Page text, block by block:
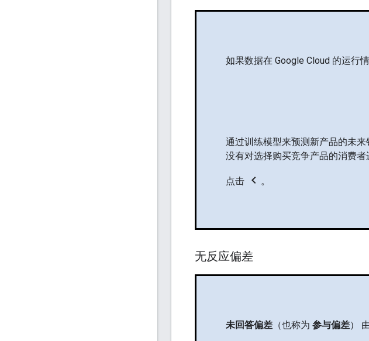
如果数据在 Google Cloud 的运行
通过训练模型来预测新产品的未
没有对选择购买竞争产品的消费者
点击 chevron_left 。
无反应偏差
未回答偏差 （也称为 参与偏差）